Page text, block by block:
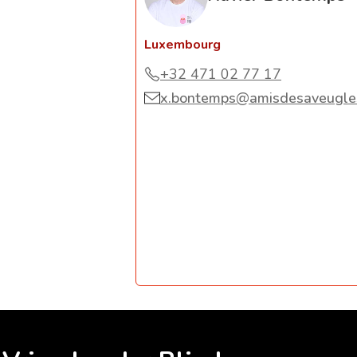
Luxembourg
+32 471 02 77 17